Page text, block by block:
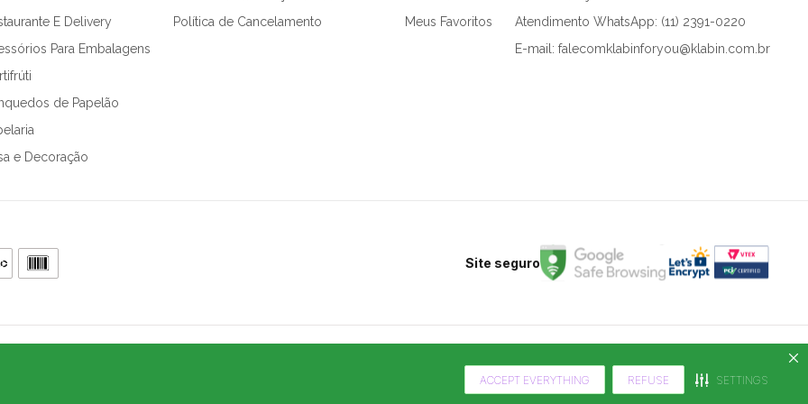
ACCEPT EVERYTHING REFUSE SETTINGS
E Delivery
Para Embalagens
de Papelão
e Decoração
Política de Cancelamento
Meus Favoritos
Atendimento WhatsApp: (11) 2391-0220
E-mail: falecomklabinforyou@klabin.com.br
Site seguro
0001-64
05426-100